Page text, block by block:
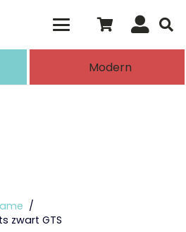
automatisch
Modern
/
zwart GTS